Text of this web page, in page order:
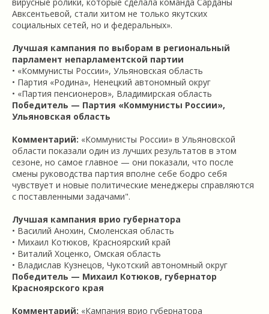
Авксентьевой, стали хитом не только якутских
социальных сетей, но и федеральных».
Лучшая кампания по выборам в региональный
парламент непарламентской партии
• «Коммунисты России», Ульяновская область
• Партия «Родина», Ненецкий автономный округ
• «Партия пенсионеров», Владимирская область
Победитель — Партия «Коммунисты России»,
Ульяновская область
Комментарий: «Коммунисты России» в Ульяновской
области показали один из лучших результатов в этом
сезоне, но самое главное — они показали, что после
смены руководства партия вполне себе бодро себя
чувствует и новые политические менеджеры справляются
с поставленными задачами".
Лучшая кампания врио губернатора
• Василий Анохин, Смоленская область
• Михаил Котюков, Красноярский край
• Виталий Хоценко, Омская область
• Владислав Кузнецов, Чукотский автономный округ
Победитель — Михаил Котюков, губернатор
Красноярского края
Комментарий: «Кампания врио губернатора